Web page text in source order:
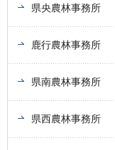
県央農林事務所
鹿行農林事務所
県南農林事務所
県西農林事務所